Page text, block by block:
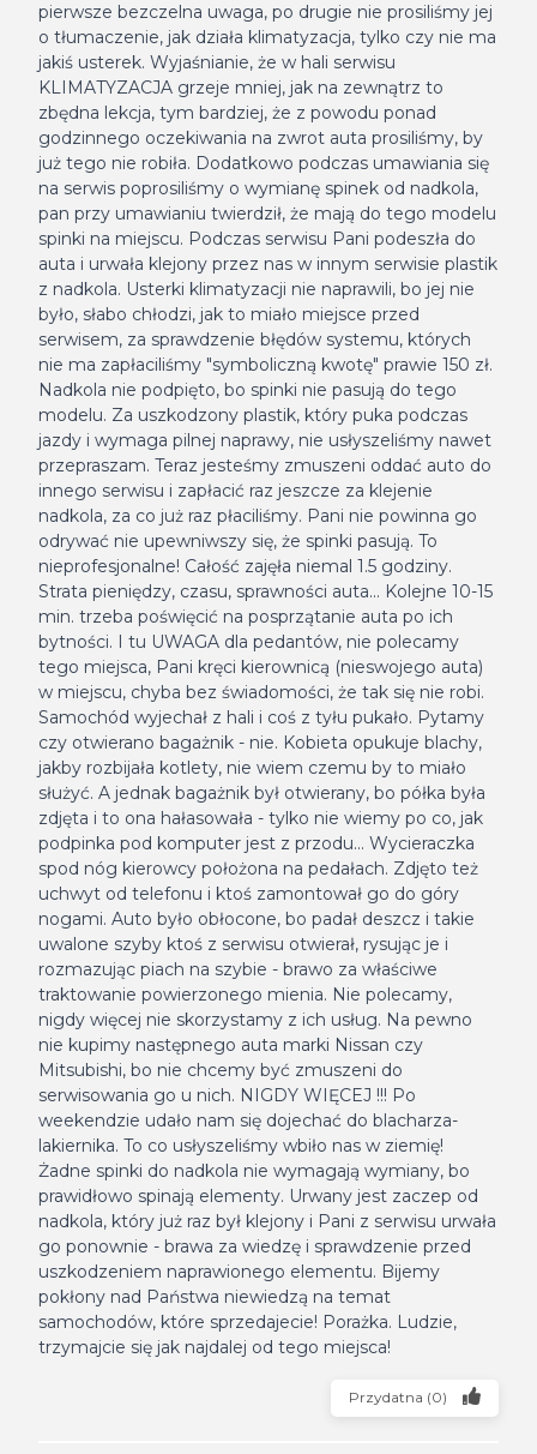
pierwsze bezczelna uwaga, po drugie nie prosiliśmy jej
o tłumaczenie, jak działa klimatyzacja, tylko czy nie ma
jakiś usterek. Wyjaśnianie, że w hali serwisu
KLIMATYZACJA grzeje mniej, jak na zewnątrz to
zbędna lekcja, tym bardziej, że z powodu ponad
godzinnego oczekiwania na zwrot auta prosiliśmy, by
już tego nie robiła. Dodatkowo podczas umawiania się
na serwis poprosiliśmy o wymianę spinek od nadkola,
pan przy umawianiu twierdził, że mają do tego modelu
spinki na miejscu. Podczas serwisu Pani podeszła do
auta i urwała klejony przez nas w innym serwisie plastik
z nadkola. Usterki klimatyzacji nie naprawili, bo jej nie
było, słabo chłodzi, jak to miało miejsce przed
serwisem, za sprawdzenie błędów systemu, których
nie ma zapłaciliśmy "symboliczną kwotę" prawie 150 zł.
Nadkola nie podpięto, bo spinki nie pasują do tego
modelu. Za uszkodzony plastik, który puka podczas
jazdy i wymaga pilnej naprawy, nie usłyszeliśmy nawet
przepraszam. Teraz jesteśmy zmuszeni oddać auto do
innego serwisu i zapłacić raz jeszcze za klejenie
nadkola, za co już raz płaciliśmy. Pani nie powinna go
odrywać nie upewniwszy się, że spinki pasują. To
nieprofesjonalne! Całość zajęła niemal 1.5 godziny.
Strata pieniędzy, czasu, sprawności auta... Kolejne 10-15
min. trzeba poświęcić na posprzątanie auta po ich
bytności. I tu UWAGA dla pedantów, nie polecamy
tego miejsca, Pani kręci kierownicą (nieswojego auta)
w miejscu, chyba bez świadomości, że tak się nie robi.
Samochód wyjechał z hali i coś z tyłu pukało. Pytamy
czy otwierano bagażnik - nie. Kobieta opukuje blachy,
jakby rozbijała kotlety, nie wiem czemu by to miało
służyć. A jednak bagażnik był otwierany, bo półka była
zdjęta i to ona hałasowała - tylko nie wiemy po co, jak
podpinka pod komputer jest z przodu... Wycieraczka
spod nóg kierowcy położona na pedałach. Zdjęto też
uchwyt od telefonu i ktoś zamontował go do góry
nogami. Auto było obłocone, bo padał deszcz i takie
uwalone szyby ktoś z serwisu otwierał, rysując je i
rozmazując piach na szybie - brawo za właściwe
traktowanie powierzonego mienia. Nie polecamy,
nigdy więcej nie skorzystamy z ich usług. Na pewno
nie kupimy następnego auta marki Nissan czy
Mitsubishi, bo nie chcemy być zmuszeni do
serwisowania go u nich. NIGDY WIĘCEJ !!! Po
weekendzie udało nam się dojechać do blacharza-
lakiernika. To co usłyszeliśmy wbiło nas w ziemię!
Żadne spinki do nadkola nie wymagają wymiany, bo
prawidłowo spinają elementy. Urwany jest zaczep od
nadkola, który już raz był klejony i Pani z serwisu urwała
go ponownie - brawa za wiedzę i sprawdzenie przed
uszkodzeniem naprawionego elementu. Bijemy
pokłony nad Państwa niewiedzą na temat
samochodów, które sprzedajecie! Porażka. Ludzie,
trzymajcie się jak najdalej od tego miejsca!
Przydatna (0)